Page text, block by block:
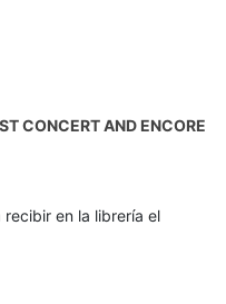
CONCERT AND ENCORE
en la librería el